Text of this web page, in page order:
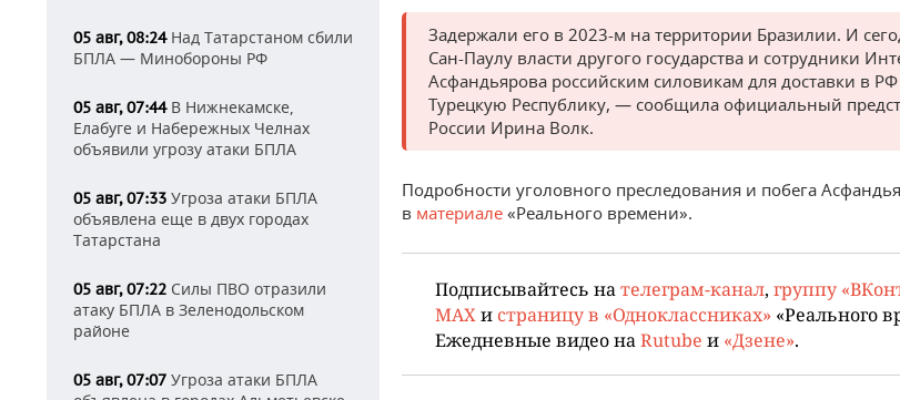
05 авг, 08:24Над Татарстаном сбили
БПЛА — Минобороны РФ
05 авг, 07:44В Нижнекамске,
Елабуге и Набережных Челнах
объявили угрозу атаки БПЛА
05 авг, 07:33 Угроза атаки БПЛА
объявлена еще в двух городах
Татарстана
05 авг, 07:22 Силы ПВО отразили
атаку БПЛА в Зеленодольском
районе
05 авг, 07:07 Угроза атаки БПЛА
Задержали его в 2023-м на территории Бразилии. И
Сан-Паулу власти другого государства и сотрудники
Асфандьярова российским силовикам для доставки в
Турецкую Республику, — сообщила официальный
России Ирина Волк.
Подробности уголовного преследования и побега
в материале «Реального времени».
Подписывайтесь на телеграм-канал, группу
MAX и страницу в «Одноклассниках» «Реального
Ежедневные видео на Rutube и «Дзене».